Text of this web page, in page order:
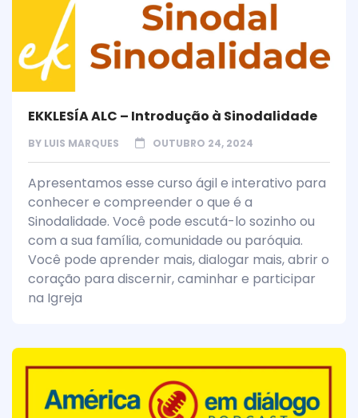
EKKLESÍA ALC – Introdução à Sinodalidade
BY LUIS MARQUES OUTUBRO 24, 2024
Apresentamos esse curso ágil e interativo para
conhecer e compreender o que é a
Sinodalidade. Você pode escutá-lo sozinho ou
com a sua família, comunidade ou paróquia.
Você pode aprender mais, dialogar mais, abrir o
coração para discernir, caminhar e participar
na Igreja